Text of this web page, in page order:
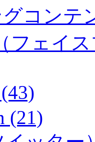
コンテ
フェイ
(21)